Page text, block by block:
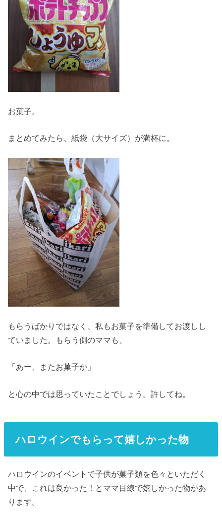
お菓子。
まとめてみたら、紙袋（大サイズ）が満杯に。
もらうばかりではなく、私もお菓子を準備してお渡しし
ていました。もらう側のママも、
「あー、またお菓子か」
と心の中では思っていたことでしょう。許してね。
ハロウインでもらって嬉しかった物
ハロウインのイベントで子供が菓子類を色々といただく
中で、これは良かった！とママ目線で嬉しかった物があ
ります。